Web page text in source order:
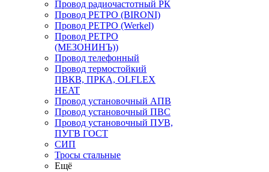
Провод радиочастотный РК
Провод РЕТРО (BIRONI)
Провод РЕТРО (Werkel)
Провод РЕТРО
(МЕЗОНИНЪ))
Провод телефонный
Провод термостойкий
ПВКВ, ПРКА, OLFLEX
HEAT
Провод установочный АПВ
Провод установочный ПВС
Провод установочный ПУВ,
ПУГВ ГОСТ
СИП
Тросы стальные
Ещё